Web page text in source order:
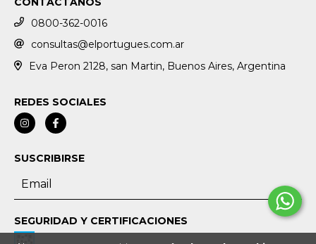
0800-362-0016
consultas@elportugues.com.ar
Eva Peron 2128, san Martin, Buenos Aires, Argentina
REDES SOCIALES
SUSCRIBIRSE
SEGURIDAD Y CERTIFICACIONES